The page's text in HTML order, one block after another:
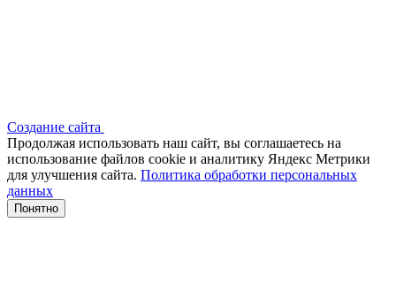
Создание сайта
Продолжая использовать наш сайт, вы соглашаетесь на
использование файлов сооkіе и аналитику Яндекс Метрики
для улучшения сайта. Политика обработки персональных
данных
Понятно